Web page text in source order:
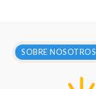
SOBRE NOSOTROS